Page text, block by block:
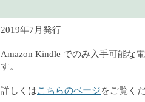
2019年7月発行
Amazon Kindle でのみ入手可能な
す。
詳しくはこちらのページをご覧く